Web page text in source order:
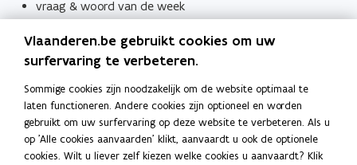
vraag & woord van de week
Schrijf je in
Thema's
Taaladviezen
Spellingregels
Vlaanderen.be gebruikt cookies om uw
surfervaring te verbeteren.
Sommige cookies zijn noodzakelijk om de website optimaal te
laten functioneren. Andere cookies zijn optioneel en worden
gebruikt om uw surfervaring op deze website te verbeteren. Als u
op 'Alle cookies aanvaarden' klikt, aanvaardt u ook de optionele
cookies. Wilt u liever zelf kiezen welke cookies u aanvaardt? Klik